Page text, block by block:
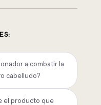
a combatir la
cabelludo?
el producto que